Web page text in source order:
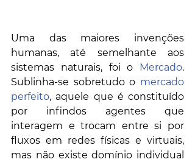
Uma das maiores invenções
humanas, até semelhante aos
sistemas naturais, foi o Mercado.
Sublinha-se sobretudo o mercado
perfeito, aquele que é constituído
por infindos agentes que
interagem e trocam entre si por
fluxos em redes físicas e virtuais,
mas não existe domínio individual